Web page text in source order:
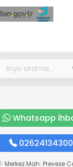
Whatsapp
02624134300
Merkez Mah. Preveze